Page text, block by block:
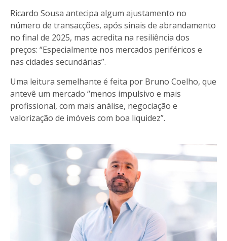
Ricardo Sousa antecipa algum ajustamento no
número de transacções, após sinais de abrandamento
no final de 2025, mas acredita na resiliência dos
preços: “Especialmente nos mercados periféricos e
nas cidades secundárias”.
Uma leitura semelhante é feita por Bruno Coelho, que
antevê um mercado “menos impulsivo e mais
profissional, com mais análise, negociação e
valorização de imóveis com boa liquidez”.